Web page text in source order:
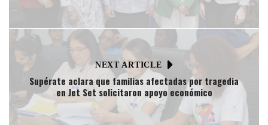
NEXT ARTICLE
Supérate aclara que familias afectadas por tragedia
en Jet Set solicitaron apoyo económico